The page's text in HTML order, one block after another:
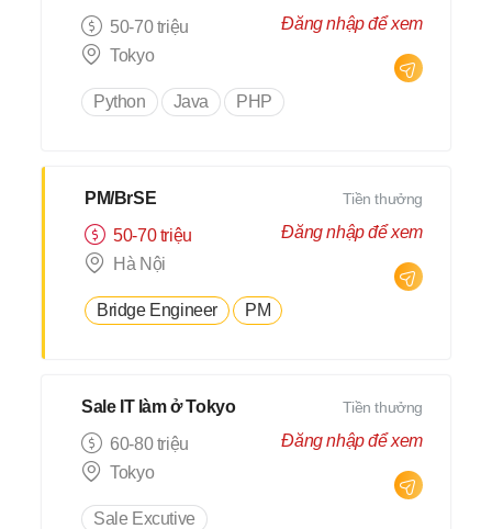
50-70 triệu
Tokyo
Python Java PHP
Đăng nhập để xem
PM/BrSE
50-70 triệu
Hà Nội
Bridge Engineer PM
Tiền thưởng
Đăng nhập để xem
Sale IT làm ở Tokyo
60-80 triệu
Tokyo
Sale Excutive
Tiền thưởng
Đăng nhập để xem